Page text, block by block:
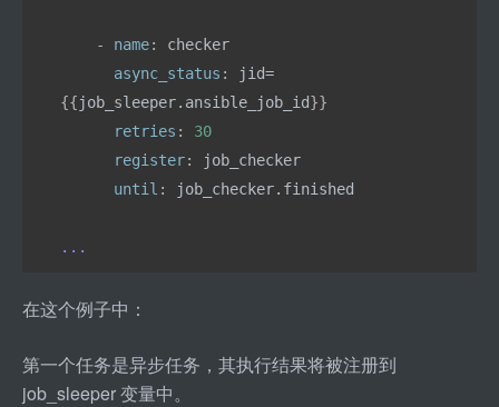
- name: checker
async_status :
jid=
{{job_sleeper.ansible_job_id}}
retries : 30
register:
job_checker
until : job_checker.finished
...
在这个例子中：
第一个任务是异步任务，其执行结果将被注册到
job sleeper 变量中。